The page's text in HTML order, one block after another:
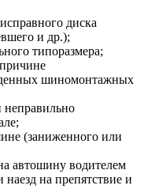
диска
и др.);
типоразмера;
шиномонтажных
(заниженного или
автошину водителем
на препятствие и